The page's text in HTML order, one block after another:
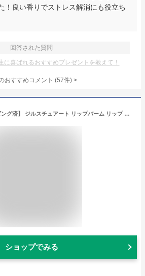
！良い香りでストレス解消にも役立ち
回答された質問
に喜ばれるおすすめプレゼントを教えて！
おすすめコメント (57件) >
【名入れ可/ラッピング済】 ジルスチュアート リップバーム リップ バーム セット キット リップクリーム JILLSTUART 鏡 ミラー ギフト リップグロウ リップスティック リップバーム プレゼント 女性 女友達 ブランド ギフトセット 化粧品 コスメ 美容 新品
ショップでみる